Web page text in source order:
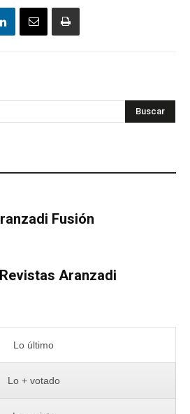
Buscar
Fusión
Revistas Aranzadi
Lo último
Lo + votado